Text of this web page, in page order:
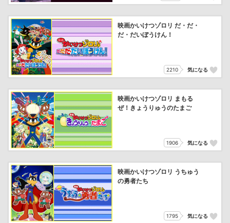
映画かいけつゾロリ だ・だ・
だ・だいぼうけん！
2210 気になる
映画かいけつゾロリ まもる
ぜ！きょうりゅうのたまご
1906 気になる
映画かいけつゾロリ うちゅう
の勇者たち
1795 気になる